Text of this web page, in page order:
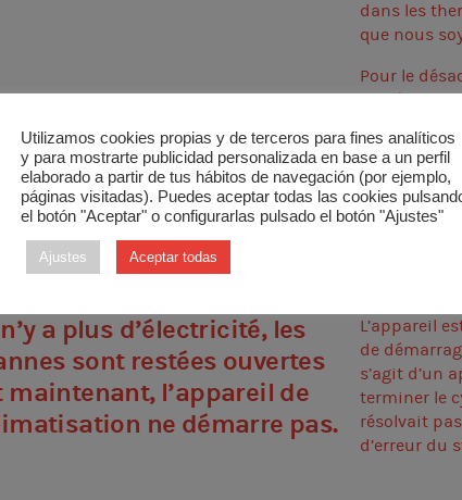
dans les
que nous
Pour le
modèle de
des zones ne s’ouvre ni
ferme.
Comme
pour
qu’il n’y
a plus d’électricité, les
sont restées ouvertes
maintenant, l’appareil de
ne démarre pas.
L’appareil
de
s’agit d’un
terminer le
résolvait
d’erreur du
Utilizamos cookies propias y de terceros para fines analíticos
y para mostrarte publicidad personalizada en base a un perfil
elaborado a partir de tus hábitos de navegación (por ejemplo,
páginas visitadas). Puedes aceptar todas las cookies
el botón "Aceptar" o configurarlas pulsado el botón "Ajustes"
Ajustes Aceptar todas